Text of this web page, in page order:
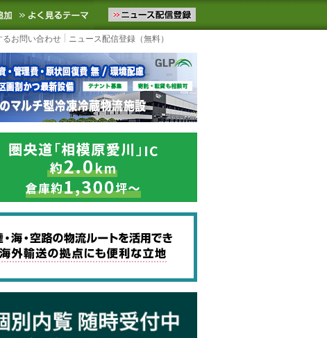
ニュースをお届けします。物流ニュースメール配信を登録す
お気に入りに追加 よく見るテーマ
るお問い合わせ ニュース配信登録（無料）